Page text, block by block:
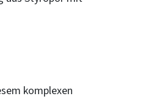
komplexen